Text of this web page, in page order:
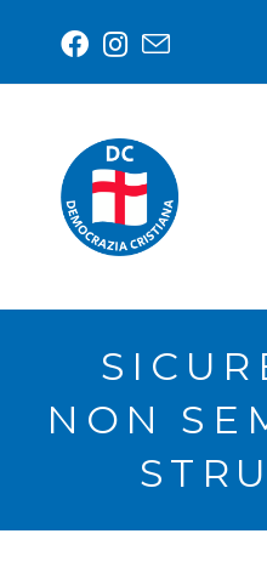
NON